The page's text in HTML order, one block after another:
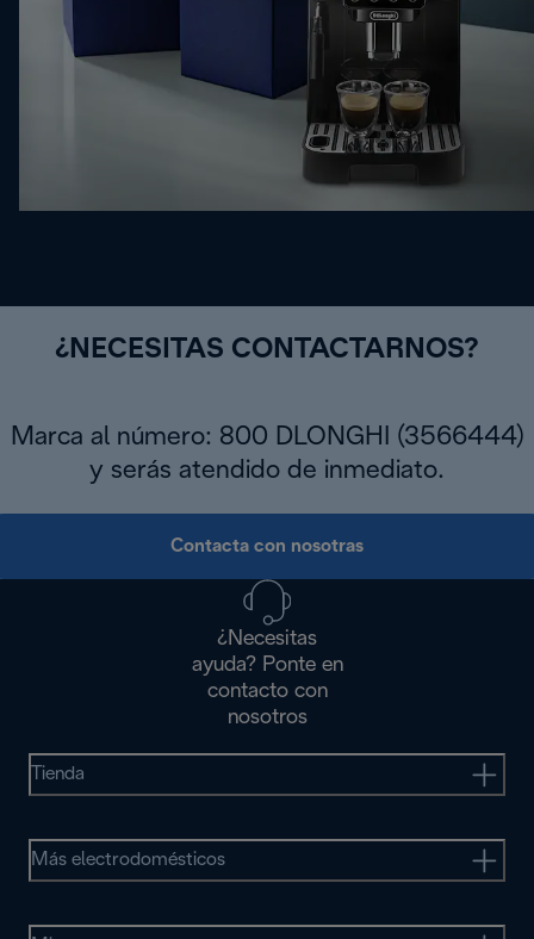
¿NECESITAS CONTACTARNOS?
Marca al número: 800 DLONGHI (3566444)
y serás atendido de inmediato.
Contacta con nosotras
¿Necesitas
ayuda? Ponte en
contacto con
nosotros
Tienda
Más electrodomésticos